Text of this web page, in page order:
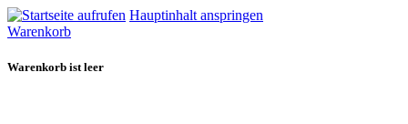
Hauptinhalt anspringen
Warenkorb
Warenkorb ist leer